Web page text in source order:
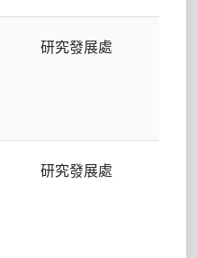
研究發展處
研究發展處